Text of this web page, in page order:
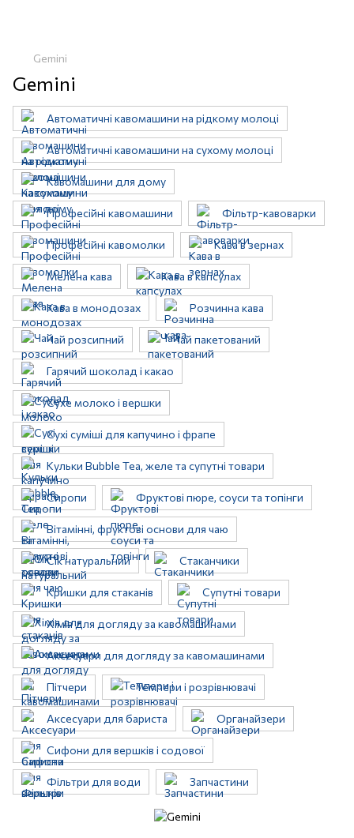
Gemini
Gemini
Автоматичні кавомашини на рідкому молоці
Автоматичні кавомашини на сухому молоці
Кавомашини для дому
Професійні кавомашини Фільтр-кавоварки
Професійні кавомолки Кава в зернах
Мелена кава Кава в капсулах
Кава в монодозах Розчинна кава
Чай розсипний Чай пакетований
Гарячий шоколад і какао
Сухе молоко і вершки
Сухі суміші для капучино і фрапе
Кульки Bubble Tea, желе та супутні товари
Сиропи Фруктові пюре, соуси та топінги
Вітамінні, фруктові основи для чаю
Сік натуральний Стаканчики
Кришки для стаканів Супутні товари
Хімія для догляду за кавомашинами
Аксесуари для догляду за кавомашинами
Пітчери Темпери і розрівнювачі
Аксесуари для бариста Органайзери
Сифони для вершків і содової
Фільтри для води Запчастини